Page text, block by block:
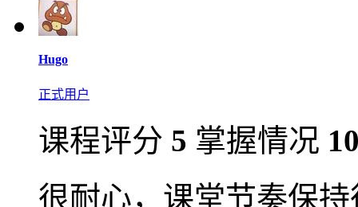
Hugo
正式用户
课程评分 5 掌握情况
很耐心，课堂节奏保持